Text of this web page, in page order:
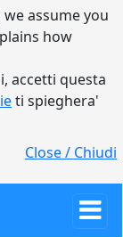
assume you
how
accetti questa
ti spieghera'
Close / Chiudi